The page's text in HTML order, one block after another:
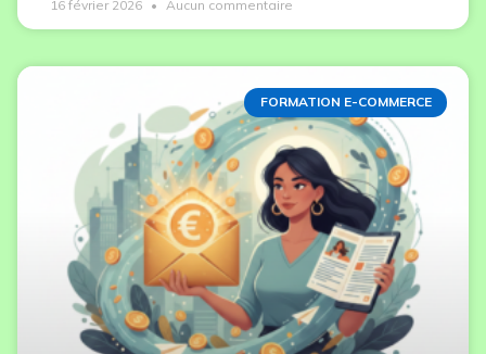
16 février 2026 Aucun commentaire
FORMATION E-COMMERCE